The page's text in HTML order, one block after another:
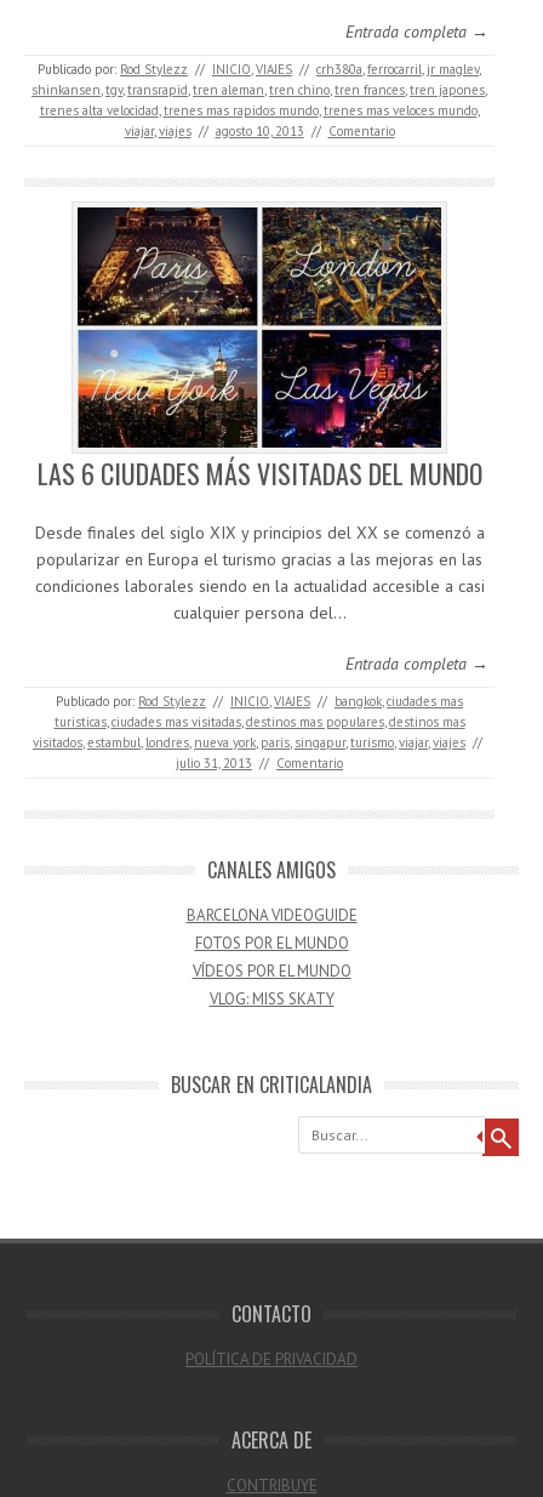
Entrada completa →
Publicado por: Rod Stylezz // INICIO,VIAJES // crh380a,ferrocarril, jr maglev,
shinkansen,tgv,transrapid,tren aleman,tren chino,tren frances,tren japones,
trenes alta velocidad,trenes mas rapidos mundo,trenes mas veloces mundo,
viajar,viajes // agosto 10, 2013 // Comentario
LAS 6 CIUDADES MÁS VISITADAS DEL MUNDO
Desde finales del siglo XIX y principios del XX se comenzó a
popularizar en Europa el turismo gracias a las mejoras en las
condiciones laborales siendo en la actualidad accesible a casi
cualquier persona del…
Entrada completa →
Publicado por: Rod Stylezz // INICIO,VIAJES // bangkok,ciudades mas
turisticas,ciudades mas visitadas,destinos mas populares,destinos mas
visitados,estambul, londres, nueva york, paris, singapur,turismo,viajar,viajes //
julio 31, 2013 // Comentario
CANALES AMIGOS
BARCELONA VIDEOGUIDE
FOTOS POR EL MUNDO
VÍDEOS POR EL MUNDO
VLOG: MISS SKATY
BUSCAR EN CRITICALANDIA
Buscar
CONTACTO
POLÍTICA DE PRIVACIDAD
ACERCA DE
CONTRIBUYE